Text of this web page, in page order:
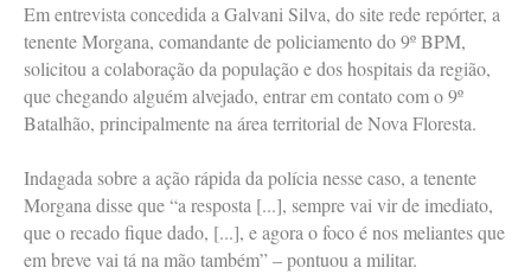
Em entrevista concedida a Galvani Silva, do site rede repórter, a
tenente Morgana, comandante de policiamento do 9º BPM,
solicitou a colaboração da população e dos hospitais da região,
que chegando alguém alvejado, entrar em contato com o 9º
Batalhão, principalmente na área territorial de Nova Floresta.
Indagada sobre a ação rápida da polícia nesse caso, a tenente
Morgana disse que “a resposta [...], sempre vai vir de imediato,
que o recado fique dado, [...], e agora o foco é nos meliantes que
em breve vai tá na mão também” – pontuou a militar.